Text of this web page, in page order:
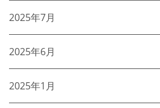
2025年7月
2025年6月
2025年1月